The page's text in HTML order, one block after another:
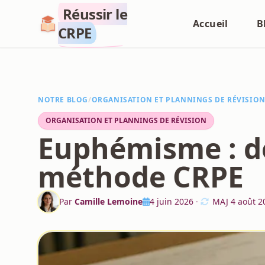
Réussir le
CRPE
Accueil
NOTRE BLOG/ORGANISATION ET PLANNINGS DE RÉVISION
ORGANISATION ET PLANNINGS DE RÉVISION
Euphémisme :
méthode CRPE
Par Camille Lemoine 4 juin 2026 · MAJ 4 août